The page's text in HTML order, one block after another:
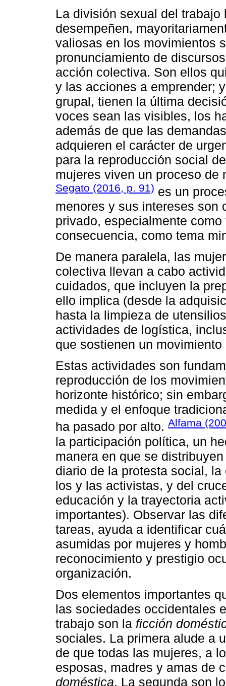
La división sexual del
desempeñen,
valiosas en los movimientos
pronunciamiento de
acción colectiva. Son ellos
y las acciones a emprender;
grupal, tienen la última
voces sean las visibles, los
además de que las
adquieren el carácter de
para la reproducción social
mujeres viven un proceso de
Segato (2016, p. 91) es un
menores y sus intereses son
privado, especialmente
consecuencia, como tema
De manera paralela, las
colectiva llevan a cabo
cuidados, que incluyen la
ello implica (desde la
hasta la limpieza de
actividades de logística,
que sostienen un movimiento
Estas actividades son
reproducción de los
horizonte histórico; sin
medida y el enfoque
ha pasado por alto. Alfama
la participación política, un
manera en que se
diario de la protesta social,
los y las activistas, y del
educación y la trayectoria
importantes). Observar las
tareas, ayuda a identificar
asumidas por mujeres y
reconocimiento y prestigio
organización.
Dos elementos importantes
las sociedades occidentales
trabajo son la ficción
sociales. La primera alude a
de que todas las mujeres, a
esposas, madres y amas de
doméstica. La segunda son